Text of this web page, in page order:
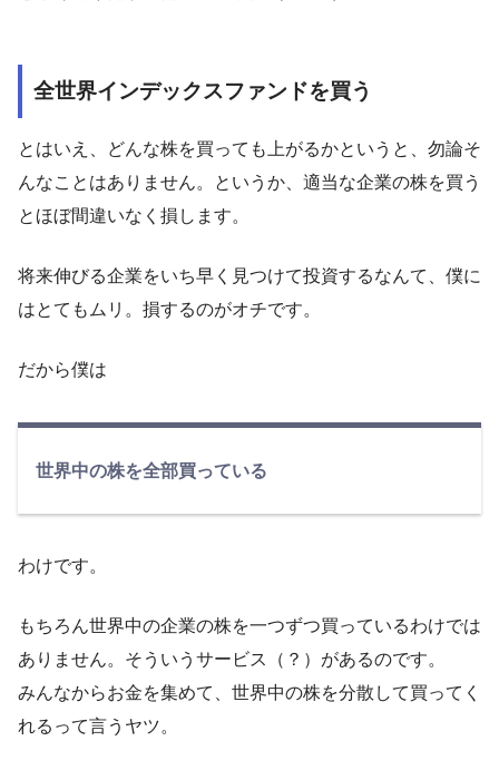
全世界インデックスファンドを買う
とはいえ、どんな株を買っても上がるかというと、勿論そ
んなことはありません。というか、適当な企業の株を買う
とほぼ間違いなく損します。
将来伸びる企業をいち早く見つけて投資するなんて、僕に
はとてもムリ。損するのがオチです。
だから僕は
世界中の株を全部買っている
わけです。
もちろん世界中の企業の株を一つずつ買っているわけでは
ありません。そういうサービス（？）があるのです。
みんなからお金を集めて、世界中の株を分散して買ってく
れるって言うヤツ。